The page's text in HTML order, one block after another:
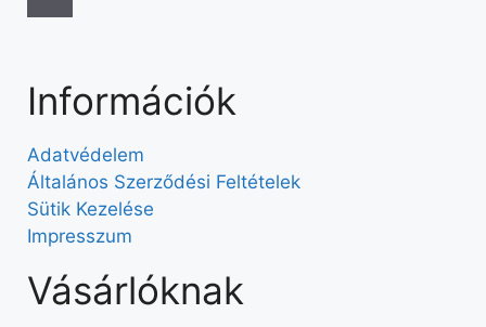
Információk
Adatvédelem
Általános Szerződési Feltételek
Sütik Kezelése
Impresszum
Vásárlóknak